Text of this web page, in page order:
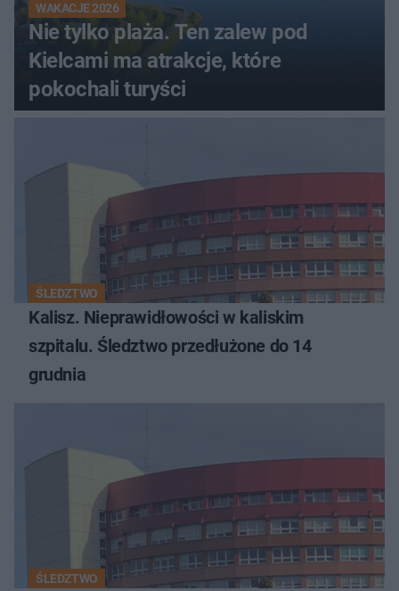
WAKACJE 2026
Nie tylko plaża. Ten zalew pod
Kielcami ma atrakcje, które
pokochali turyści
ŚLEDZTWO
Kalisz. Nieprawidłowości w kaliskim
szpitalu. Śledztwo przedłużone do 14
grudnia
ŚLEDZTWO